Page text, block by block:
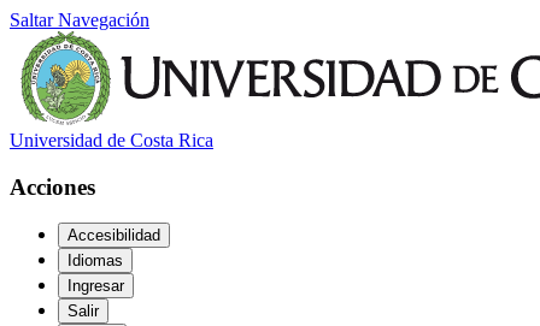
Saltar Navegación
Universidad de Costa Rica
Acciones
Accesibilidad
Idiomas
Ingresar
Salir